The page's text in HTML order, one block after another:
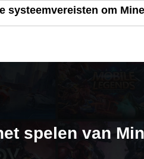
systeemvereisten om
spelen van